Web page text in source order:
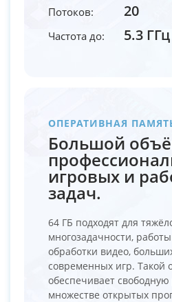
Потоков: 20
Частота до: 5.3 ГГц
ОПЕРАТИВНАЯ
Большой
игровых и
задач.
64 ГБ подходят для
многозадачности,
обработки видео,
современных игр. Такой
обеспечивает
множестве открытых